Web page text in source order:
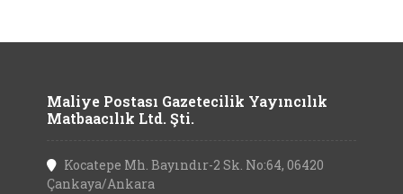
Maliye Postası Gazetecilik Yayıncılık
Matbaacılık Ltd. Şti.
Kocatepe Mh. Bayındır-2 Sk. No:64, 06420
Çankaya/Ankara